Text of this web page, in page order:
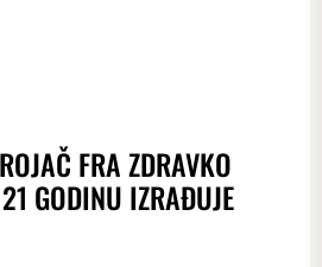
FRA ZDRAVKO
GODINU IZRAĐUJE